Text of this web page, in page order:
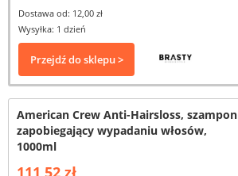
Dostawa od: 12,00 zł
Wysyłka: 1 dzień
Przejdź do sklepu >
American Crew Anti-Hairsloss, szampon
zapobiegający wypadaniu włosów,
1000ml
111,52 zł